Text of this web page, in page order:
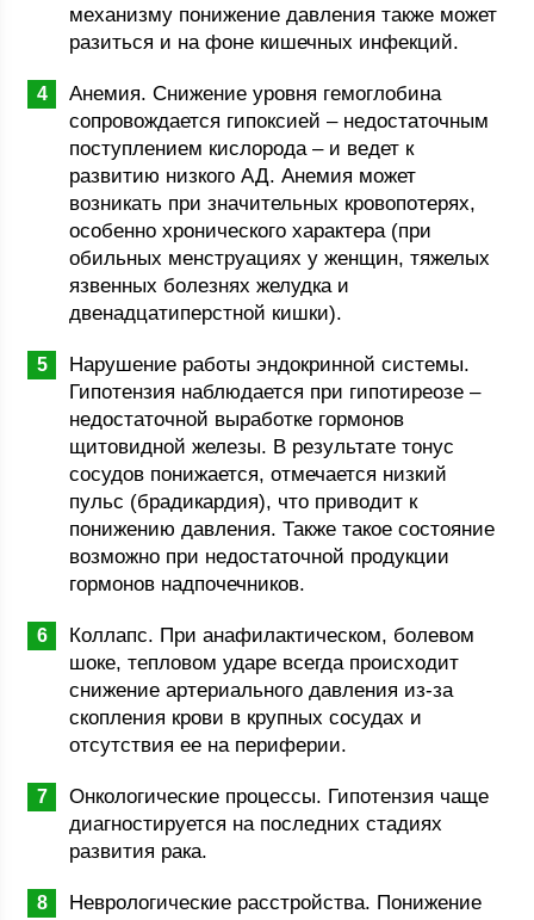
механизму понижение давления также может
разиться и на фоне кишечных инфекций.
Анемия. Снижение уровня гемоглобина
сопровождается гипоксией – недостаточным
поступлением кислорода – и ведет к
развитию низкого АД. Анемия может
возникать при значительных кровопотерях,
особенно хронического характера (при
обильных менструациях у женщин, тяжелых
язвенных болезнях желудка и
двенадцатиперстной кишки).
Нарушение работы эндокринной системы.
Гипотензия наблюдается при гипотиреозе –
недостаточной выработке гормонов
щитовидной железы. В результате тонус
сосудов понижается, отмечается низкий
пульс (брадикардия), что приводит к
понижению давления. Также такое состояние
возможно при недостаточной продукции
гормонов надпочечников.
Коллапс. При анафилактическом, болевом
шоке, тепловом ударе всегда происходит
снижение артериального давления из-за
скопления крови в крупных сосудах и
отсутствия ее на периферии.
Онкологические процессы. Гипотензия чаще
диагностируется на последних стадиях
развития рака.
Неврологические расстройства. Понижение